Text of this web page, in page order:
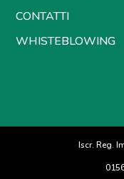
CONTATTI
WHISTEBLOWING
Iscr. Reg.